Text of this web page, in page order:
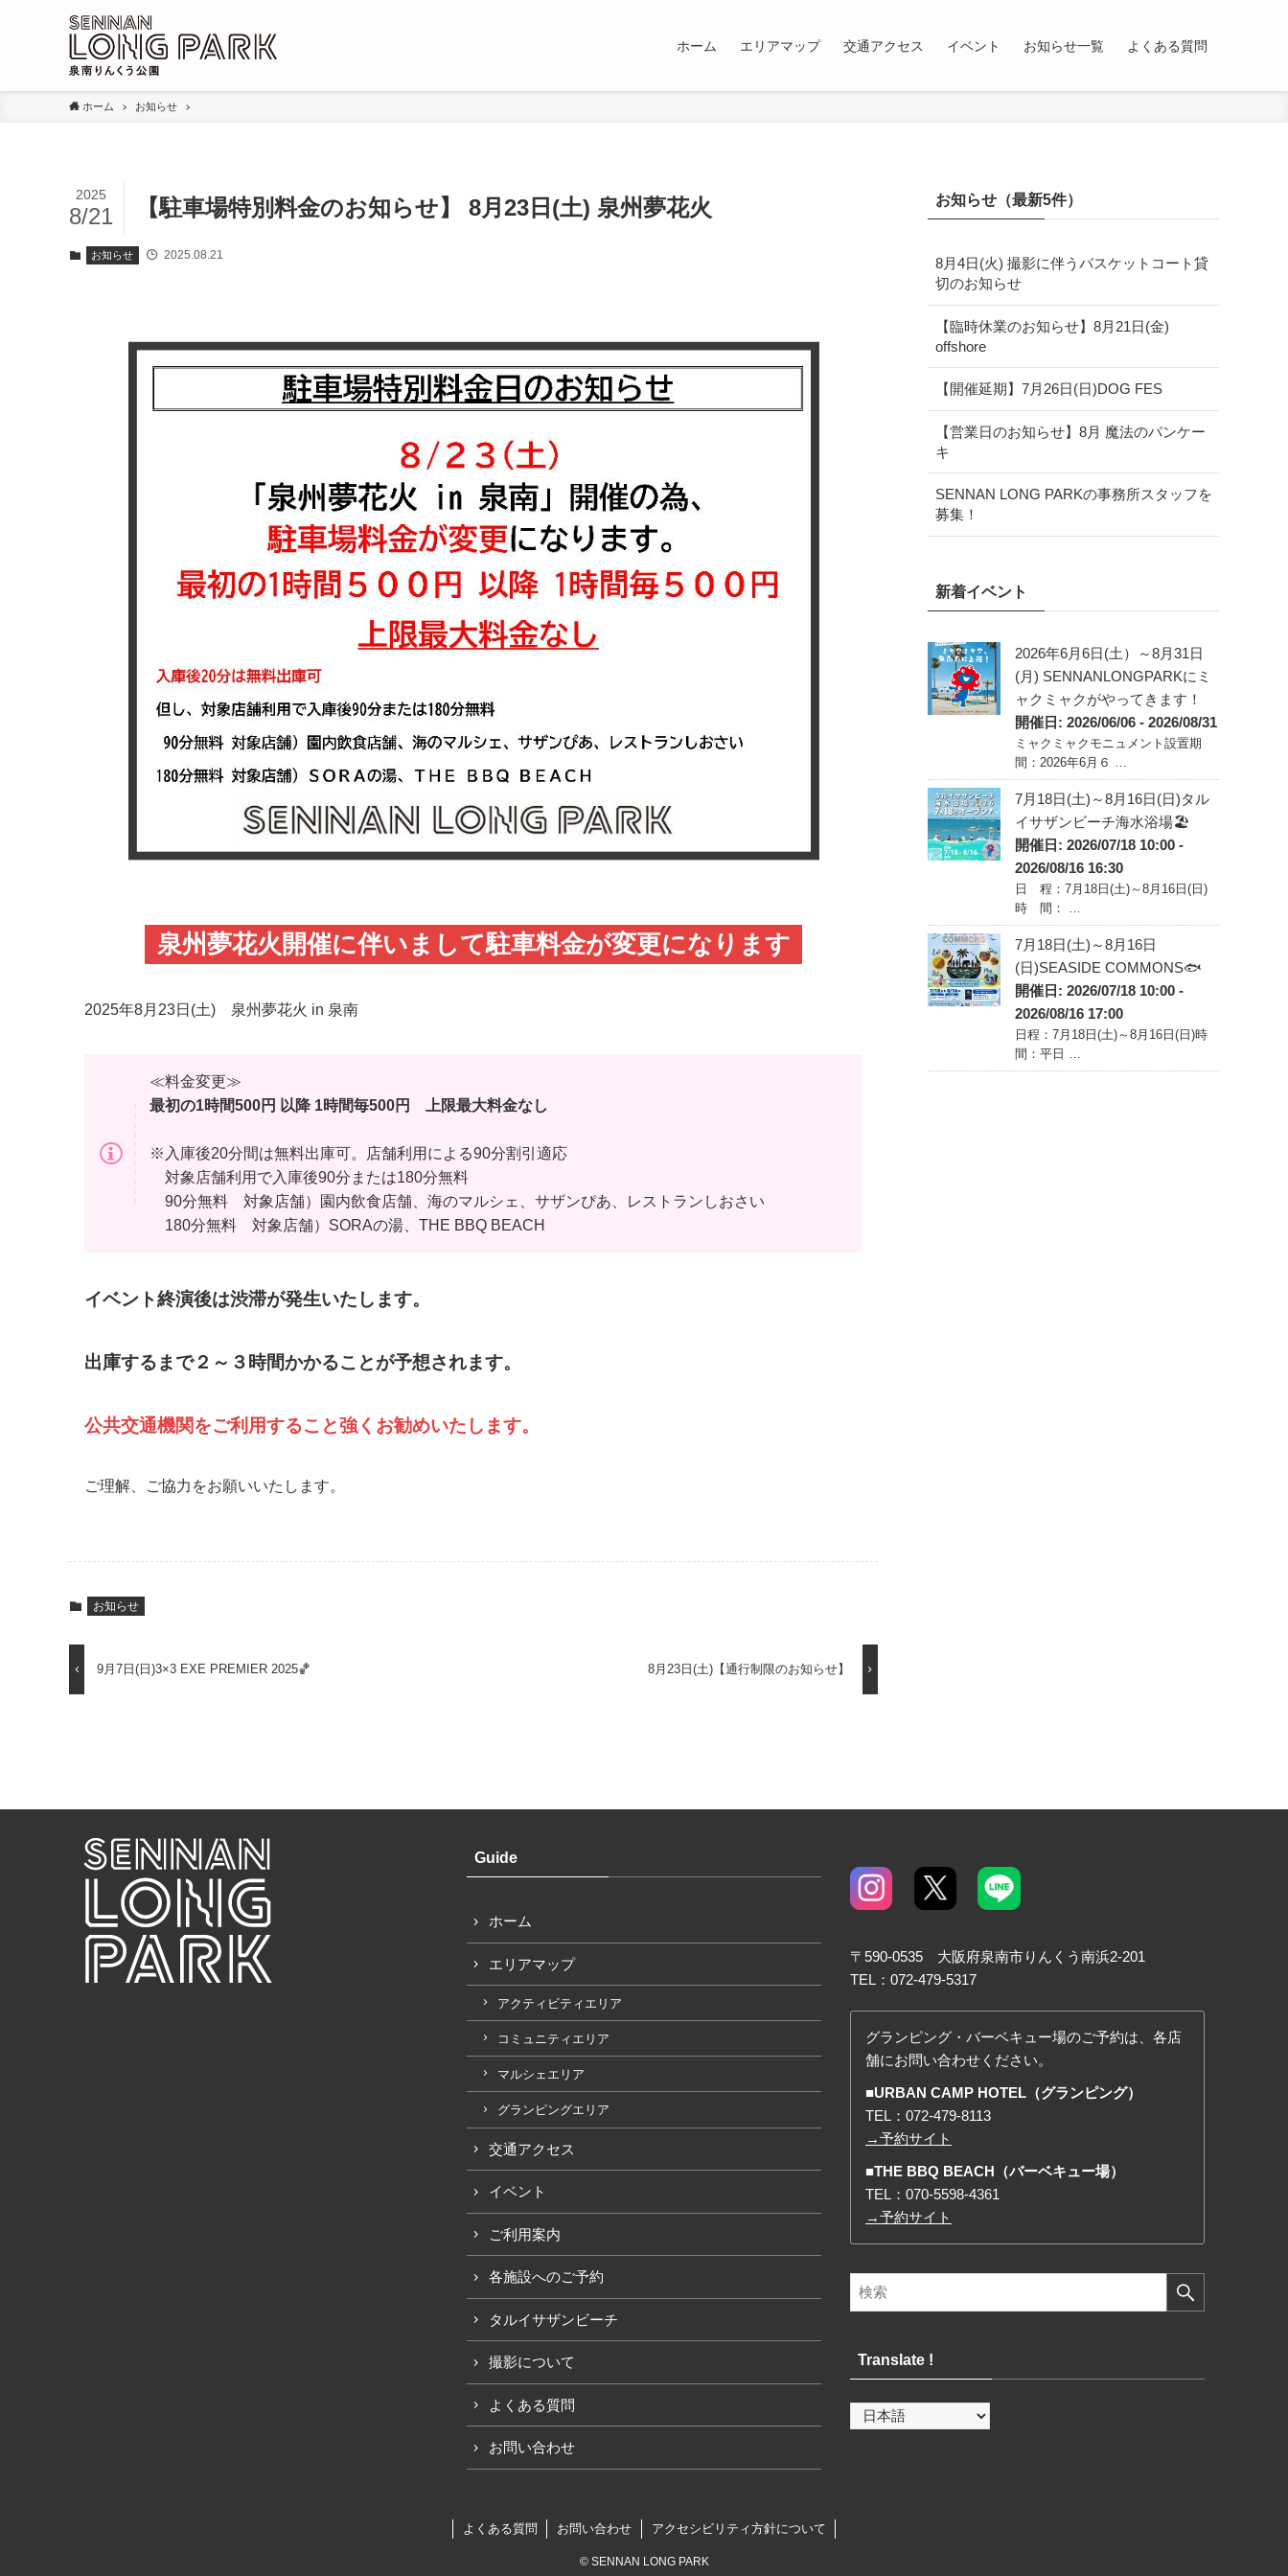
ホーム エリアマップ 交通アクセス イベント お知らせ一覧 よくある質問
ホーム お知らせ
【駐車場特別料金のお知らせ】 8月23日(土) 泉州夢花火
2025
8/21
お知らせ 2025.08.21
泉州夢花火開催に伴いまして駐車料金が変更になります
2025年8月23日(土) 泉州夢花火 in 泉南
≪料金変更≫
最初の1時間500円 以降 1時間毎500円 上限最大料金なし
※入庫後20分間は無料出庫可。店舗利用による90分割引適応
対象店舗利用で入庫後90分または180分無料
90分無料 対象店舗）園内飲食店舗、海のマルシェ、サザンぴあ、レストランしおさい
180分無料 対象店舗）SORAの湯、THE BBQ BEACH
イベント終演後は渋滞が発生いたします。
出庫するまで２～３時間かかることが予想されます。
公共交通機関をご利用すること強くお勧めいたします。
ご理解、ご協力をお願いいたします。
お知らせ
9月7日(日)3×3 EXE PREMIER 2025🏀 8月23日(土)【通行制限のお知らせ】
お知らせ（最新5件）
8月4日(火) 撮影に伴うバスケットコート貸
切のお知らせ
【臨時休業のお知らせ】8月21日(金)
offshore
【開催延期】7月26日(日)DOG FES
【営業日のお知らせ】8月 魔法のパンケー
キ
SENNAN LONG PARKの事務所スタッフを
募集！
新着イベント
2026年6月6日(土）～8月31日
(月) SENNANLONGPARKにミ
ャクミャクがやってきます！
開催日: 2026/06/06 - 2026/08/31
ミャクミャクモニュメント設置期
間：2026年6月６ …
7月18日(土)～8月16日(日)タル
イサザンビーチ海水浴場🏖️
開催日: 2026/07/18 10:00 -
2026/08/16 16:30
日 程：7月18日(土)～8月16日(日)
時 間： …
7月18日(土)～8月16日
(日)SEASIDE COMMONS🐟
開催日: 2026/07/18 10:00 -
2026/08/16 17:00
日程：7月18日(土)～8月16日(日)時
間：平日 …
Guide
ホーム
エリアマップ
アクティビティエリア
コミュニティエリア
マルシェエリア
グランピングエリア
交通アクセス
イベント
ご利用案内
各施設へのご予約
タルイサザンビーチ
撮影について
よくある質問
お問い合わせ
〒590-0535 大阪府泉南市りんくう南浜2-201
TEL：072-479-5317
グランピング・バーベキュー場のご予約は、各店
舗にお問い合わせください。
■URBAN CAMP HOTEL（グランピング）
TEL： 072-479-8113
→予約サイト
■THE BBQ BEACH（バーベキュー場）
TEL： 070-5598-4361
→予約サイト
Translate !
よくある質問 お問い合わせ アクセシビリティ方針について
© SENNAN LONG PARK